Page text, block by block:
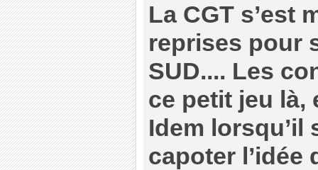
La CGT s’est
reprises pour
SUD.... Les
ce petit jeu là,
Idem lorsqu’il
capoter l’idée